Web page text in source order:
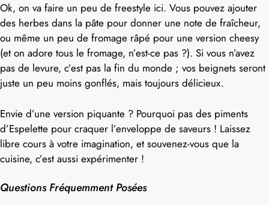
Ok, on va faire un peu de freestyle ici. Vous pouvez ajouter
des herbes dans la pâte pour donner une note de fraîcheur,
ou même un peu de fromage râpé pour une version cheesy
(et on adore tous le fromage, n’est-ce pas ?). Si vous n’avez
pas de levure, c’est pas la fin du monde ; vos beignets seront
juste un peu moins gonflés, mais toujours délicieux.
Envie d’une version piquante ? Pourquoi pas des piments
d’Espelette pour craquer l’enveloppe de saveurs ! Laissez
libre cours à votre imagination, et souvenez-vous que la
cuisine, c’est aussi expérimenter !
Questions Fréquemment Posées